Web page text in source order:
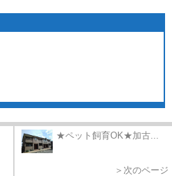
★ペット飼育OK★加古...
＞次のページ